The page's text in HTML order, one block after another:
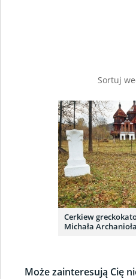
Sortuj
Cerkiew
Michała
Może zainteresują Cię